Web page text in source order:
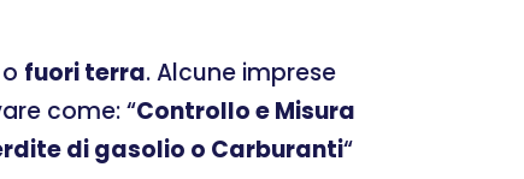
o fuori terra. Alcune imprese
come: “Controllo e Misura
di gasolio o Carburanti“